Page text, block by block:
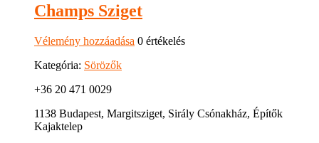
Champs Sziget
Vélemény hozzáadása 0 értékelés
Kategória: Sörözők
+36 20 471 0029
1138 Budapest, Margitsziget, Sirály Csónakház, Építők
Kajaktelep